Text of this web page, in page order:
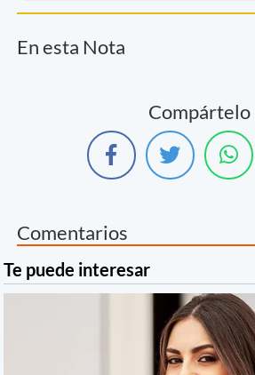
En esta Nota
Compártelo
Comentarios